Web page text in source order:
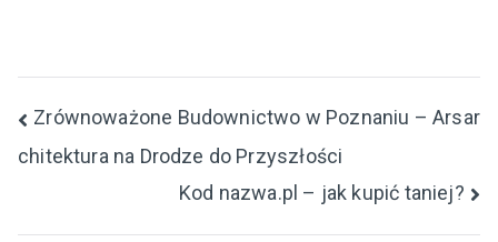
Nawigacja
wpisu
Zrównoważone Budownictwo w Poznaniu – Arsar
chitektura na Drodze do Przyszłości
Kod nazwa.pl – jak kupić taniej?